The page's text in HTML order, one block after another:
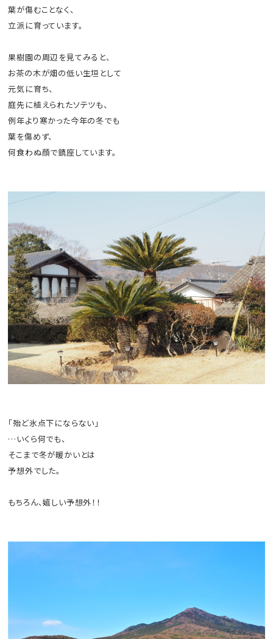
葉が傷むことなく、
立派に育っています。
果樹園の周辺を見てみると、
お茶の木が畑の低い生垣として
元気に育ち、
庭先に植えられたソテツも、
例年より寒かった今年の冬でも
葉を傷めず、
何食わぬ顔で鎮座しています。
「殆ど氷点下にならない」
…いくら何でも、
そこまで冬が暖かいとは
予想外でした。
もちろん、嬉しい予想外！！